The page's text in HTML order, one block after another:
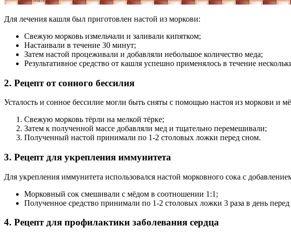
Для лечения кашля был приготовлен настой из моркови:
Свежую морковь измельчали и заливали кипятком;
Настаивали в течение 30 минут;
Затем настой процеживали и добавляли небольшое количество меда;
Результативное средство от кашля успешно применялось в течение
2. Рецепт от сонного бессилия
Усталость и сонное бессилие могли быть сняты с помощью настоя из моркови и
Свежую морковь тёрли на мелкой тёрке;
Затем к полученной массе добавляли мед и тщательно перемешивали;
Полученный настой принимали по 1-2 столовых ложки перед сном.
3. Рецепт для укрепления иммунитета
Для укрепления иммунитета использовался настой морковного сока с
Морковный сок смешивали с мёдом в соотношении 1:1;
Полученное средство принимали по 1-2 столовых ложки 3 раза в день перед
4. Рецепт для профилактики заболевания сердца